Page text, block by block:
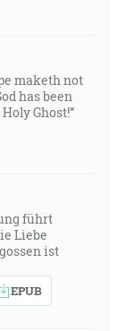
maketh not
has been
Ghost!”
führt
Liebe
ist
EPUB